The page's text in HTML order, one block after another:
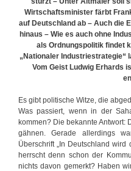
r
Wirtschaftsminister färbt
auf Deutschland ab – Auch die
hinaus – Wie es auch ohne
als Ordnungspolitik findet
„Nationaler Industriestrategie“
Vom Geist Ludwig Erhards
Es gibt politische Witze, die
Was passiert, wenn in der
kommen? Die bekannte Antwort:
gähnen. Gerade allerdings
Überschrift „In Deutschland
herrscht denn schon der
nichts davon gemerkt? Haben